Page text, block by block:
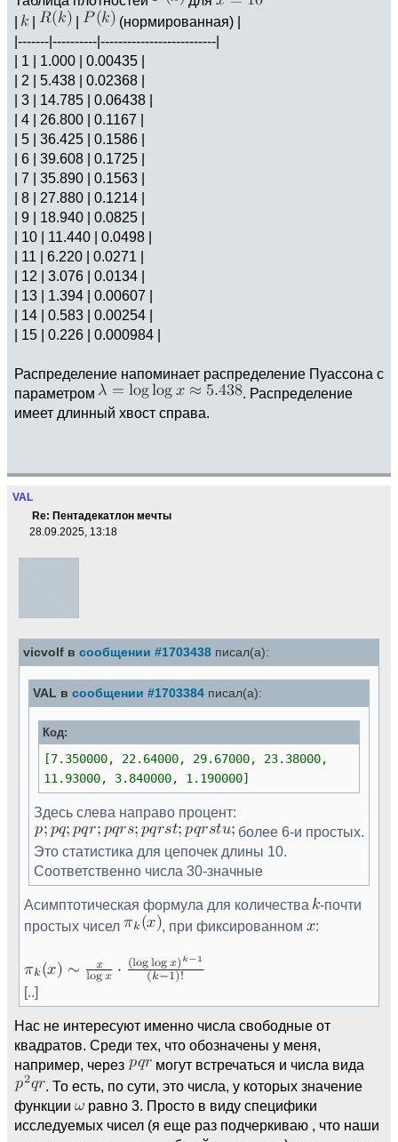
|
| |
(нормированная) |
|-------|----------|--------------------------|
| 1 | 1.000 | 0.00435 |
| 2 | 5.438 | 0.02368 |
| 3 | 14.785 | 0.06438 |
| 4 | 26.800 | 0.1167 |
| 5 | 36.425 | 0.1586 |
| 6 | 39.608 | 0.1725 |
| 7 | 35.890 | 0.1563 |
| 8 | 27.880 | 0.1214 |
| 9 | 18.940 | 0.0825 |
| 10 | 11.440 | 0.0498 |
| 11 | 6.220 | 0.0271 |
| 12 | 3.076 | 0.0134 |
| 13 | 1.394 | 0.00607 |
| 14 | 0.583 | 0.00254 |
| 15 | 0.226 | 0.000984 |
Распределение напоминает распределение Пуассона с
параметром
. Распределение
имеет длинный хвост справа.
VAL
Re: Пентадекатлон мечты
28.09.2025, 13:18
vicvolf в сообщении #1703438 писал(а):
VAL в сообщении #1703384 писал(а):
Код:
[7.350000, 22.64000, 29.67000, 23.38000,
11.93000, 3.840000, 1.190000]
Здесь слева направо процент:
более 6-и простых.
Это статистика для цепочек длины 10.
Соответственно числа 30-значные
Асимптотическая формула для количества
-почти
простых чисел
, при фиксированном :
[..]
Нас не интересуют именно числа свободные от
квадратов. Среди тех, что обозначены у меня,
например, через
могут встречаться и числа вида
. То есть, по сути, это числа, у которых значение
функции
равно 3. Просто в виду специфики
исследуемых чисел (я еще раз подчеркиваю , что наши